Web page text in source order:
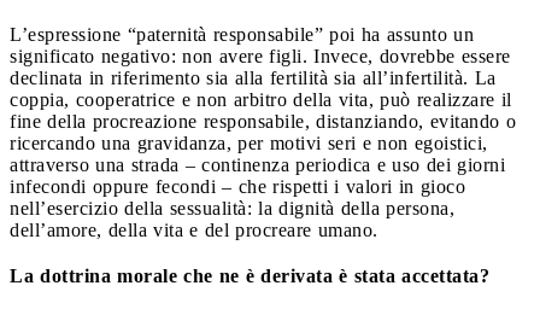
L’espressione “paternità responsabile” poi ha assunto un
significato negativo: non avere figli. Invece, dovrebbe essere
declinata in riferimento sia alla fertilità sia all’infertilità. La
coppia, cooperatrice e non arbitro della vita, può realizzare il
fine della procreazione responsabile, distanziando, evitando o
ricercando una gravidanza, per motivi seri e non egoistici,
attraverso una strada – continenza periodica e uso dei giorni
infecondi oppure fecondi – che rispetti i valori in gioco
nell’esercizio della sessualità: la dignità della persona,
dell’amore, della vita e del procreare umano.
La dottrina morale che ne è derivata è stata accettata?